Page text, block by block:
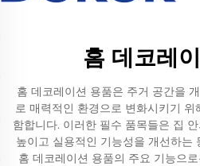
홈 데코레
홈 데코레이션 용품은 주거 공간을
로 매력적인 환경으로 변화시키기
함합니다. 이러한 필수 품목들은 집
높이고 실용적인 기능성을 개선하는
홈 데코레이션 용품의 주요 기능으